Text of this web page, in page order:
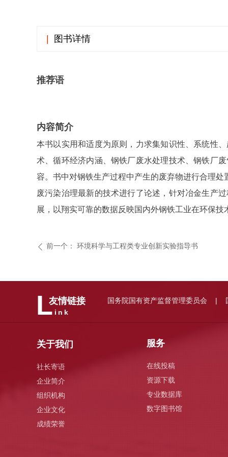
ꄴ 前一个： 环境科学与工程类专业创新实验指导书
推荐语
内容简介
本书以实用和适度为原则，力求集知识性、系统性
术、循环经济内涵、钢铁厂废水处理技术、钢铁厂
容。书中对钢铁生产过程中产生的废弃物进行合理
废污染治理最新的技术进行了论述，针对冶金生产
展，以翔实可靠的数据反映国内外钢铁工业在环保技
图书详情
关于我们
社长寄语
企业简介
组织机构
企业文化
成绩荣誉
服务
在线投稿
资源下载
专业数据库
数字图书馆
国务院国有资产监督管理委员会 |
Link
友情链接